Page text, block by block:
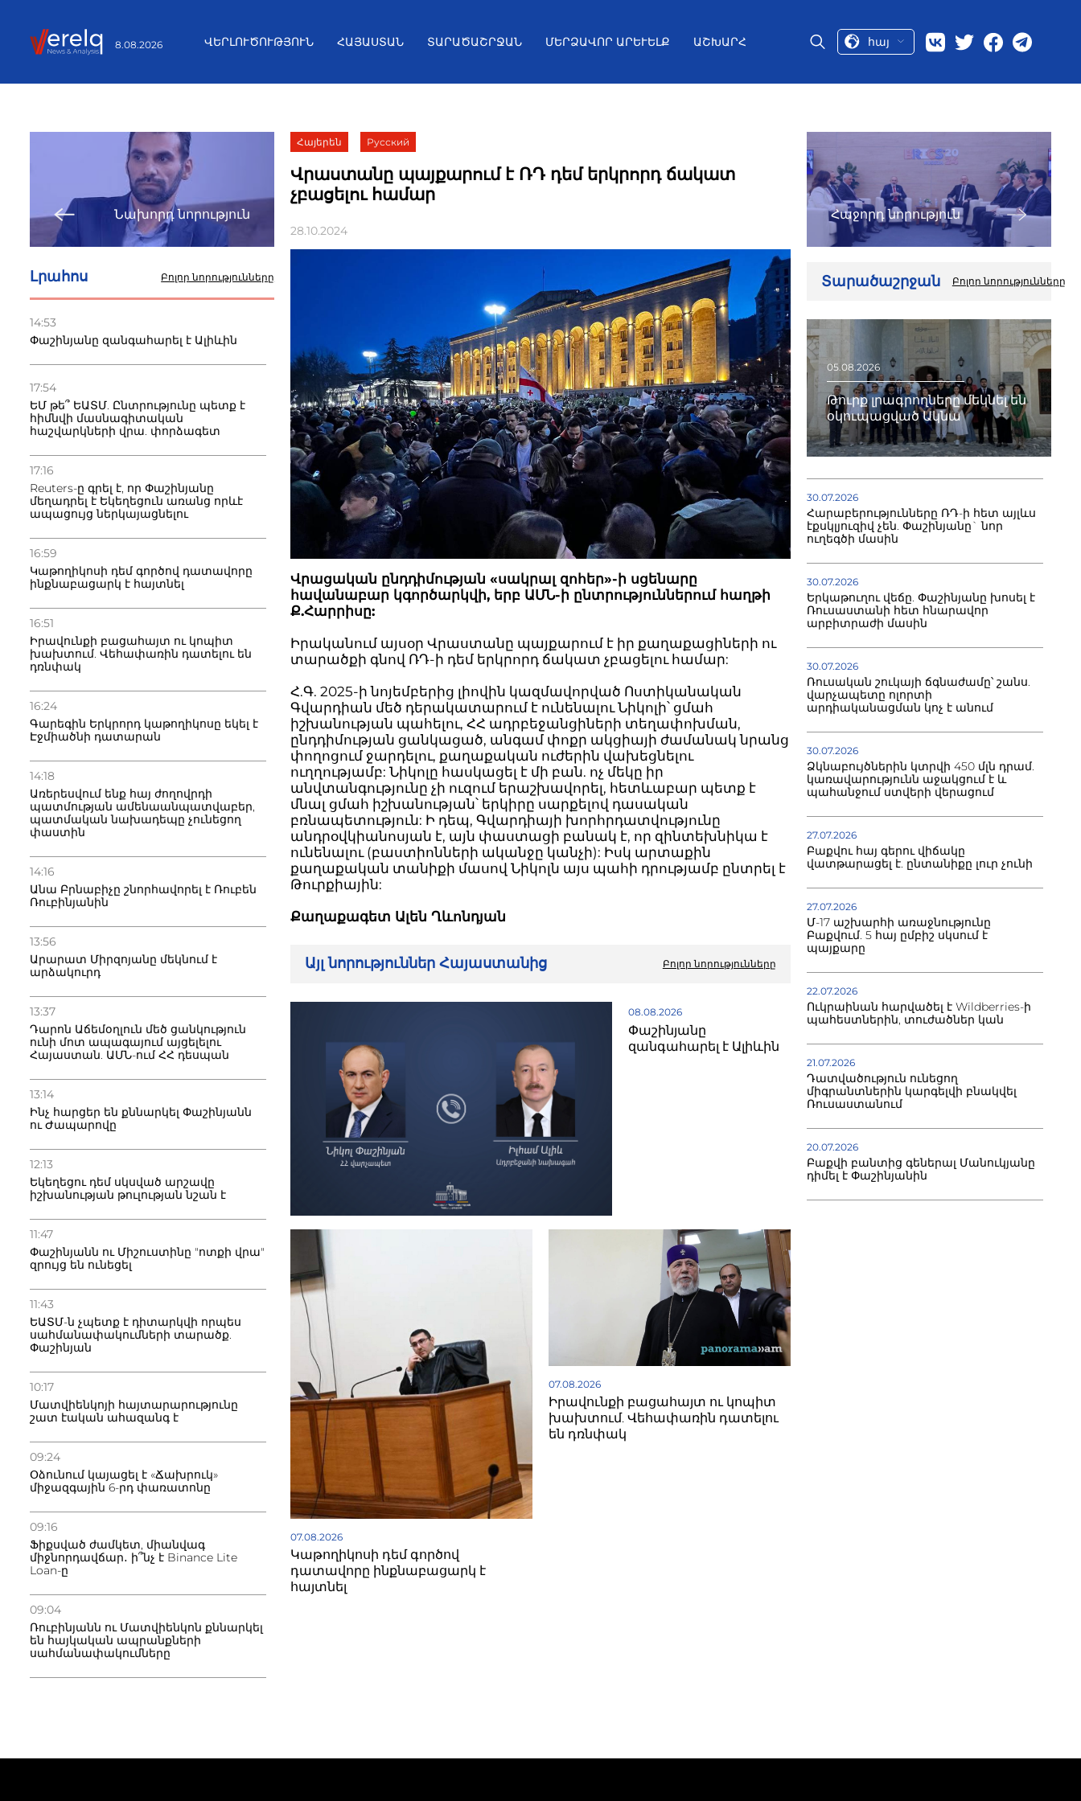
8.08.2026 ՎԵՐԼՈՒԾՈՒԹՅՈՒՆ ՀԱՅԱՍՏԱՆ ՏԱՐԱԾԱՇՐՋԱՆ ՄԵՐՁԱՎՈՐ ԱՐԵՒԵԼՔ ԱՇԽԱՐՀ հայ
Նախորդ նորություն
Լրահոս Բոլոր նորությունները
14:53
Փաշինյանը զանգահարել է Ալիևին
17:54
ԵՄ թե՞ ԵԱՏՄ. Ընտրությունը պետք է
հիմնվի մասնագիտական
հաշվարկների վրա. փորձագետ
17:16
Reuters-ը գրել է, որ Փաշինյանը
մեղադրել է Եկեղեցուն առանց որևէ
ապացույց ներկայացնելու
16:59
Կաթողիկոսի դեմ գործով դատավորը
ինքնաբացարկ է հայտնել
16:51
Իրավունքի բացահայտ ու կոպիտ
խախտում. Վեհափառին դատելու են
դռնփակ
16:24
Գարեգին Երկրորդ կաթողիկոսը եկել է
Էջմիածնի դատարան
14:18
Առերեսվում ենք հայ ժողովրդի
պատմության ամենաանպատվաբեր,
պատմական նախադեպը չունեցող
փաստին
14:16
Անա Բրնաբիչը շնորհավորել է Ռուբեն
Ռուբինյանին
13:56
Արարատ Միրզոյանը մեկնում է
արձակուրդ
13:37
Դարոն Աճեմօղլուն մեծ ցանկություն
ունի մոտ ապագայում այցելելու
Հայաստան. ԱՄՆ-ում ՀՀ դեսպան
13:14
Ինչ հարցեր են քննարկել Փաշինյանն
ու Ժապարովը
12:13
Եկեղեցու դեմ սկսված արշավը
իշխանության թուլության նշան է
11:47
Փաշինյանն ու Միշուստինը "ոտքի վրա"
զրույց են ունեցել
11:43
ԵԱՏՄ-ն չպետք է դիտարկվի որպես
սահմանափակումների տարածք.
Փաշինյան
10:17
Մատվիենկոյի հայտարարությունը
շատ էական ահազանգ է
09:24
Օձունում կայացել է «Ճախրուկ»
միջազգային 6-րդ փառատոնը
09:16
Ֆիքսված ժամկետ, միանվագ
միջնորդավճար․ ի՞նչ է Binance Lite
Loan-ը
09:04
Ռուբինյանն ու Մատվիենկոն քննարկել
են հայկական ապրանքների
սահմանափակումները
Հայերեն Русский
Վրաստանը պայքարում է ՌԴ դեմ երկրորդ ճակատ
չբացելու համար
28.10.2024
Վրացական ընդդիմության «սակրալ զոհեր»-ի սցենարը
հավանաբար կգործարկվի, երբ ԱՄՆ-ի ընտրություններում հաղթի
Ք.Հարրիսը:
Իրականում այսօր Վրաստանը պայքարում է իր քաղաքացիների ու
տարածքի գնով ՌԴ-ի դեմ երկրորդ ճակատ չբացելու համար:
Հ.Գ. 2025-ի նոյեմբերից լիովին կազմավորված Ոստիկանական
Գվարդիան մեծ դերակատարում է ունենալու Նիկոլի՝ ցմահ
իշխանության պահելու, ՀՀ ադրբեջանցիների տեղափոխման,
ընդդիմության ցանկացած, անգամ փոքր ակցիայի ժամանակ նրանց
փողոցում ջարդելու, քաղաքական ուժերին վախեցնելու
ուղղությամբ: Նիկոլը հասկացել է մի բան. ոչ մեկը իր
անվտանգությունը չի ուզում երաշխավորել, հետևաբար պետք է
մնալ ցմահ իշխանության՝ երկիրը սարքելով դասական
բռնապետություն: Ի դեպ, Գվարդիայի խորհրդատվությունը
անդրօվկիանոսյան է, այն փաստացի բանակ է, որ զինտեխնիկա է
ունենալու (բաստիոնների ականջը կանչի): Իսկ արտաքին
քաղաքական տանիքի մասով Նիկոլն այս պահի դրությամբ ընտրել է
Թուրքիային:
Քաղաքագետ Ալեն Ղևոնդյան
Այլ նորություններ Հայաստանից Բոլոր նորությունները
08.08.2026
Փաշինյանը
զանգահարել է Ալիևին
07.08.2026
Կաթողիկոսի դեմ գործով
դատավորը ինքնաբացարկ է
հայտնել
07.08.2026
Իրավունքի բացահայտ ու կոպիտ
խախտում. Վեհափառին դատելու
են դռնփակ
Հաջորդ նորություն
Տարածաշրջան Բոլոր նորությունները
05.08.2026
Թուրք լրագրողները մեկնել են
օկուպացված Ակնա
30.07.2026
Հարաբերությունները ՌԴ-ի հետ այլևս
էքսկլյուզիվ չեն. Փաշինյանը` նոր
ուղեգծի մասին
30.07.2026
Երկաթուղու վեճը. Փաշինյանը խոսել է
Ռուսաստանի հետ հնարավոր
արբիտրաժի մասին
30.07.2026
Ռուսական շուկայի ճգնաժամը՝ շանս.
վարչապետը ոլորտի
արդիականացման կոչ է անում
30.07.2026
Ձկնաբույծներին կտրվի 450 մլն դրամ.
կառավարությունն աջակցում է և
պահանջում ստվերի վերացում
27.07.2026
Բաքվու հայ գերու վիճակը
վատթարացել է. ընտանիքը լուր չունի
27.07.2026
Մ-17 աշխարհի առաջնությունը
Բաքվում. 5 հայ ըմբիշ սկսում է
պայքարը
22.07.2026
Ուկրաինան հարվածել է Wildberries-ի
պահեստներին, տուժածներ կան
21.07.2026
Դատվածություն ունեցող
միգրանտներին կարգելվի բնակվել
Ռուսաստանում
20.07.2026
Բաքվի բանտից գեներալ Մանուկյանը
դիմել է Փաշինյանին